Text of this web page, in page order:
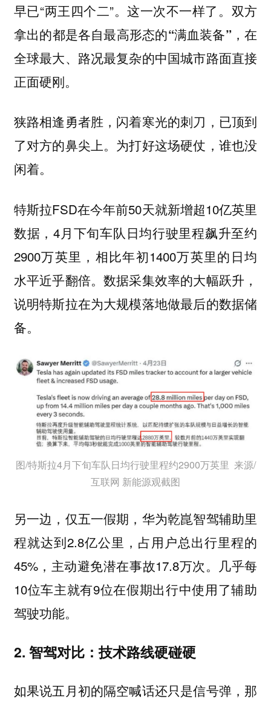
早已“两王四个二”。这一次不一样了。 双方
拿出的都是各自最高形态的“满血装备”，在
全球最大、路况最复杂的中国城市路面直接
正面硬刚。
狭路相逢勇者胜，闪着寒光的刺刀，已顶到
了对方的鼻尖上。为打好这场硬仗，谁也没
闲着。
特斯拉FSD在今年前50天就新增超10亿英里
数据，4月下旬车队日均行驶里程飙升至约
2900万英里，相比年初1400万英里的日均
水平近乎翻倍。数据采集效率的大幅跃升，
说明特斯拉在为大规模落地做最后的数据储
备。
图/特斯拉4月下旬车队日均行驶里程约2900万英里 来源/
互联网 新能源观截图
另一边，仅五一假期，华为乾崑智驾辅助里
程就达到2.8亿公里，占用户总出行里程的
45%，主动避免潜在事故17.8万次。几乎每
10位车主就有9位在假期出行中使用了辅助
驾驶功能。
2. 智驾对比：技术路线硬碰硬
如果说五月初的隔空喊话还只是信号弹，那